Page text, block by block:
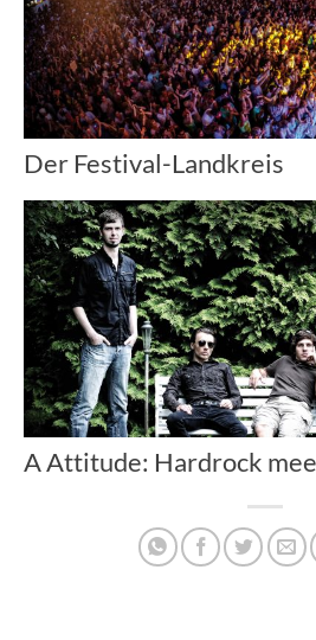
Der Festival-Landkreis
A Attitude: Hardrock